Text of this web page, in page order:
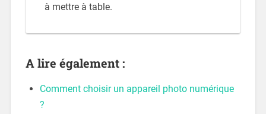
à mettre à table.
A lire également :
Comment choisir un appareil photo numérique
?